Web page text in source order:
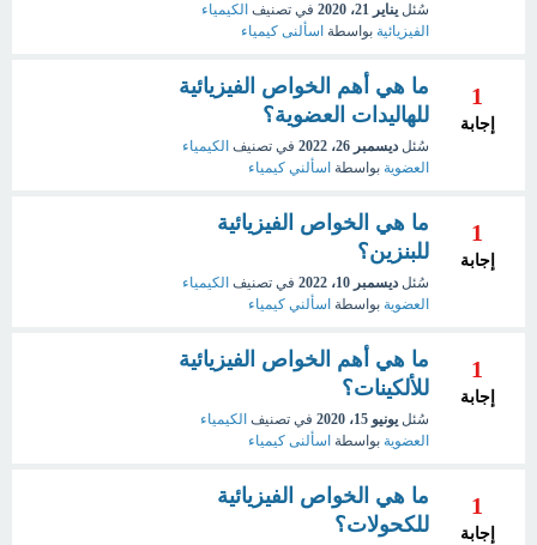
سُئل يناير 21، 2020 في تصنيف الكيمياء
الفيزيائية بواسطة اسألنى كيمياء
1
إجابة
ما هي أهم الخواص الفيزيائية
للهاليدات العضوية؟
سُئل ديسمبر 26، 2022 في تصنيف الكيمياء
العضوية بواسطة اسألني كيمياء
1
إجابة
ما هي الخواص الفيزيائية
للبنزين؟
سُئل ديسمبر 10، 2022 في تصنيف الكيمياء
العضوية بواسطة اسألني كيمياء
1
إجابة
ما هي أهم الخواص الفيزيائية
للألكينات؟
سُئل يونيو 15، 2020 في تصنيف الكيمياء
العضوية بواسطة اسألنى كيمياء
1
إجابة
ما هي الخواص الفيزيائية
للكحولات؟